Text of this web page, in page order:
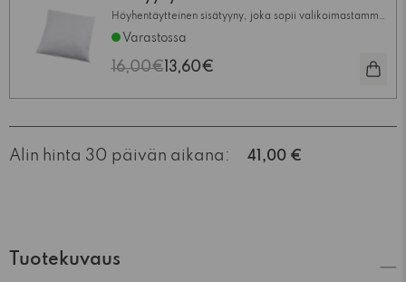
Höyhentäytteinen sisätyyny, joka sopii valikoimastamme
löytyvien tyynynpäällisten kanssa. Saatavilla useita eri
kokoja.
Varastossa
16,00€13,60€
Alin hinta 30 päivän aikana: 41,00 €
Tuotekuvaus